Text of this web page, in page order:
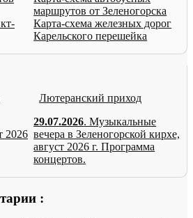
маршрутов от Зеленогорска
Карта-схема железных дорог
Карельского перешейка
2026
Лютеранский приход
29.07.2026. Музыкальные
вечера в Зеленогорской кирхе,
август 2026 г. Программа
концертов.
: